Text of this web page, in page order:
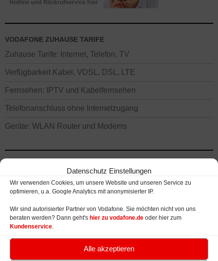
Datenschutz Einstellungen
Wir verwenden Cookies, um unsere Website und unseren Service zu
optimieren, u.a. Google Analytics mit anonymisierter IP.
Wir sind autorisierter Partner von Vodafone. Sie möchten nicht von uns
beraten werden? Dann geht's hier zu vodafone.de oder hier zum
Kundenservice
Alle akzeptieren
VODAFONE ZUHAUSE TARIFE
Zuhause Tarife: Internet, Telefon, TV
Verfügbarkeit Kabel, VDSL, DSL, LTE
Fernsehen: IPTV und Kabelfernsehen
Telefonanschluss ohne Internetzugang
Geräte: WLAN Router und Modems
Smartphone & Datentarife
Tablets bei Vodafone